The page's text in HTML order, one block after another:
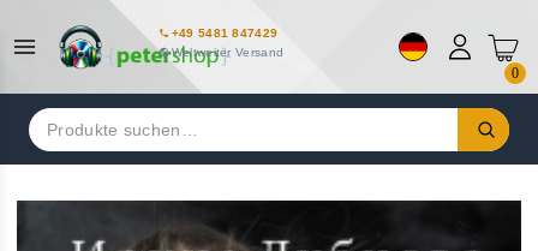
+49 5481 847429
Weltweiter Versand
0
Suchen
nach: